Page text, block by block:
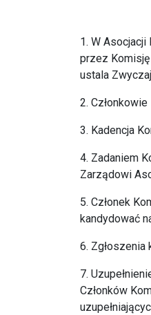
1. W
przez
ustala
2.
3. Kadencja
4. Zadaniem
Zarządowi
5. Członek
kandydować
6. Zgłoszenia
7.
Członków